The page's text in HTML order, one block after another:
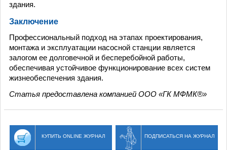
здания.
Заключение
Профессиональный подход на этапах проектирования,
монтажа и эксплуатации насосной станции является
залогом ее долговечной и бесперебойной работы,
обеспечивая устойчивое функционирование всех систем
жизнеобеспечения здания.
Статья предоставлена компанией ООО «ГК МФМК®»
КУПИТЬ ONLINE ЖУРНАЛ ПОДПИСАТЬСЯ НА ЖУРНАЛ